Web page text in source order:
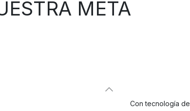
META
Con tecnología de